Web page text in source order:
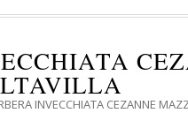
INVECCHIATA CEZANNE